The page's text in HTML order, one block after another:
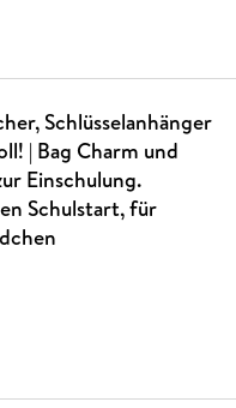
Schlüsselanhänger
| Bag Charm und
Einschulung.
Schulstart, für